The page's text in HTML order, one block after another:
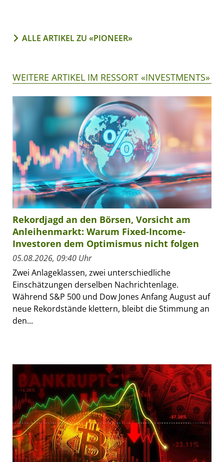
ALLE ARTIKEL ZU «PIONEER»
WEITERE ARTIKEL IM RESSORT «INVESTMENTS»
Rekordjagd an den Börsen, Vorsicht am
Anleihenmarkt: Warum Fixed-Income-
Investoren dem Optimismus nicht folgen
05.08.2026, 09:40 Uhr
Zwei Anlageklassen, zwei unterschiedliche
Einschätzungen derselben Nachrichtenlage.
Während S&P 500 und Dow Jones Anfang August auf
neue Rekordstände klettern, bleibt die Stimmung an
den...